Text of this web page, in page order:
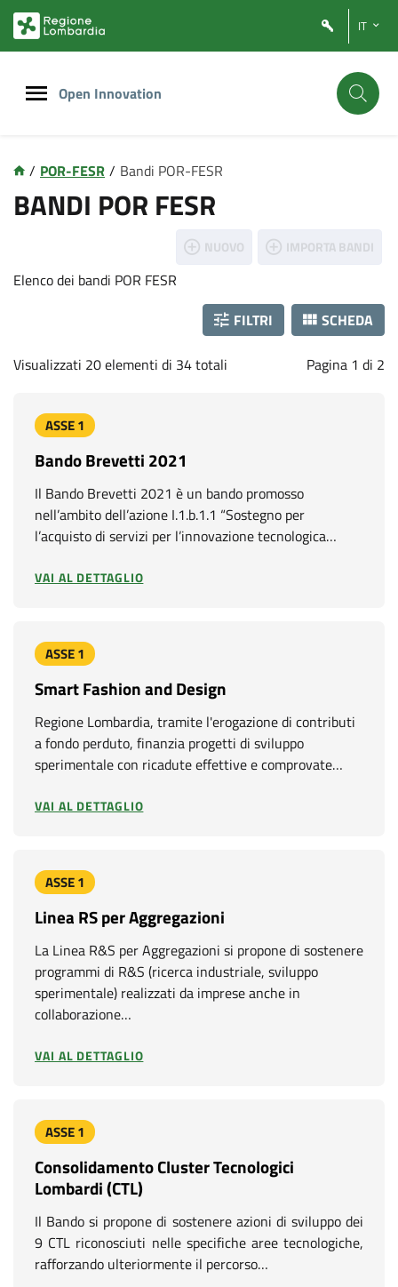
contenuto
footer
IT
Open Innovation
/ POR-FESR / Bandi POR-FESR
P
r
e
s
BANDI POR FESR
NUOVO IMPORTA BANDI
Elenco dei bandi POR FESR
FILTRI
SCHEDA
Visualizzati 20 elementi di 34 totali Pagina 1 di 2
ASSE 1
Bando Brevetti 2021
Il Bando Brevetti 2021 è un bando promosso
nell’ambito dell’azione I.1.b.1.1 “Sostegno per
l’acquisto di servizi per l’innovazione tecnologica…
VAI AL DETTAGLIO
ASSE 1
Smart Fashion and Design
Regione Lombardia, tramite l'erogazione di contributi
a fondo perduto, finanzia progetti di sviluppo
sperimentale con ricadute effettive e comprovate…
VAI AL DETTAGLIO
ASSE 1
Linea RS per Aggregazioni
La Linea R&S per Aggregazioni si propone di sostenere
programmi di R&S (ricerca industriale, sviluppo
sperimentale) realizzati da imprese anche in
collaborazione…
VAI AL DETTAGLIO
ASSE 1
Consolidamento Cluster Tecnologici
Lombardi (CTL)
Il Bando si propone di sostenere azioni di sviluppo dei
9 CTL riconosciuti nelle specifiche aree tecnologiche,
rafforzando ulteriormente il percorso…